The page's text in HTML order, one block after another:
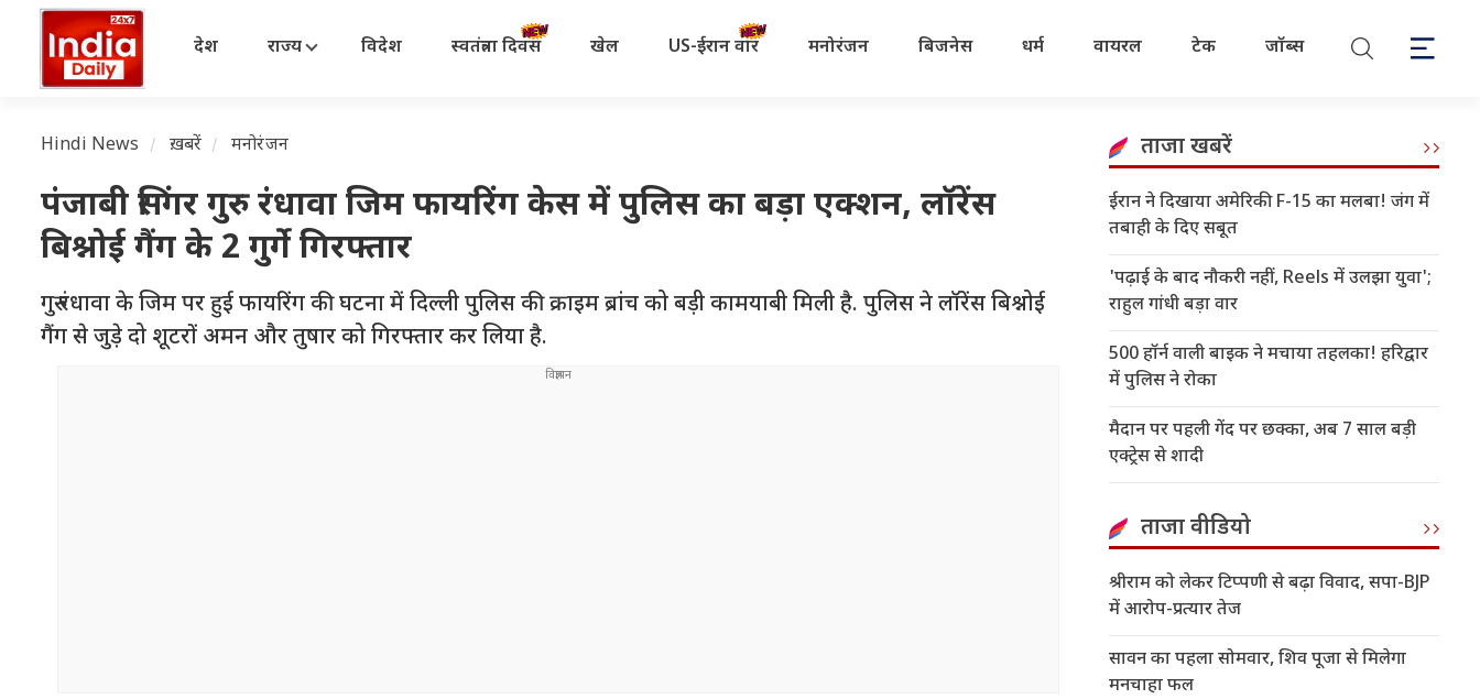
देश राज्य विदेश स्वतंत्रता दिवस खेल US-ईरान वॉर मनोरंजन बिजनेस धर्म वायरल टेक जॉब्स
Hindi News ख़बरें मनोरंजन
पंजाबी सिंगर गुरु रंधावा जिम फायरिंग केस में पुलिस का बड़ा एक्शन, लॉरेंस
बिश्नोई गैंग के 2 गुर्गे गिरफ्तार
गुरु रंधावा के जिम पर हुई फायरिंग की घटना में दिल्ली पुलिस की क्राइम ब्रांच को बड़ी कामयाबी मिली है. पुलिस ने लॉरेंस बिश्नोई
गैंग से जुड़े दो शूटरों अमन और तुषार को गिरफ्तार कर लिया है.
ताजा खबरें
ईरान ने दिखाया अमेरिकी F-15 का मलबा! जंग में
तबाही के दिए सबूत
'पढ़ाई के बाद नौकरी नहीं, Reels में उलझा युवा';
राहुल गांधी बड़ा वार
500 हॉर्न वाली बाइक ने मचाया तहलका! हरिद्वार
में पुलिस ने रोका
मैदान पर पहली गेंद पर छक्का, अब 7 साल बड़ी
एक्ट्रेस से शादी
ताजा वीडियो
श्रीराम को लेकर टिप्पणी से बढ़ा विवाद, सपा-BJP
में आरोप-प्रत्यार तेज
सावन का पहला सोमवार, शिव पूजा से मिलेगा
मनचाहा फल